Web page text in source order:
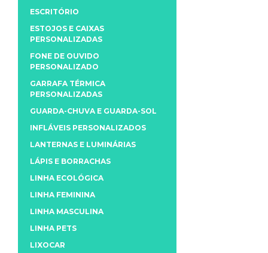
ESCRITÓRIO
ESTOJOS E CAIXAS
PERSONALIZADAS
FONE DE OUVIDO
PERSONALIZADO
GARRAFA TÉRMICA
PERSONALIZADAS
GUARDA-CHUVA E GUARDA-SOL
INFLÁVEIS PERSONALIZADOS
LANTERNAS E LUMINÁRIAS
LÁPIS E BORRACHAS
LINHA ECOLÓGICA
LINHA FEMININA
LINHA MASCULINA
LINHA PETS
LIXOCAR